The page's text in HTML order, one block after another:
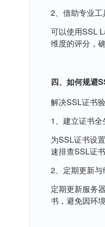
2、借助专业
可以使用SSL
维度的评分，
四、如何规避
解决SSL证书
1、建立证书
为SSL证书设
速排查SSL证
2、定期更新
定期更新服务
书，避免因环